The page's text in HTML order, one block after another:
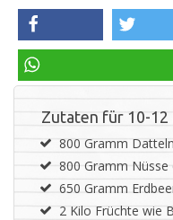
teilen
Zutaten für 10-12
800 Gramm Datteln
800 Gramm
650 Gramm
2 Kilo Früchte wie